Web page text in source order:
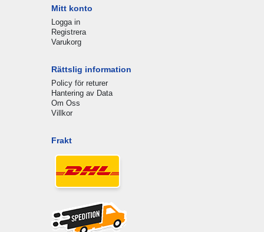
Mitt konto
Logga in
Registrera
Varukorg
Rättslig information
Policy för returer
Hantering av Data
Om Oss
Villkor
Frakt